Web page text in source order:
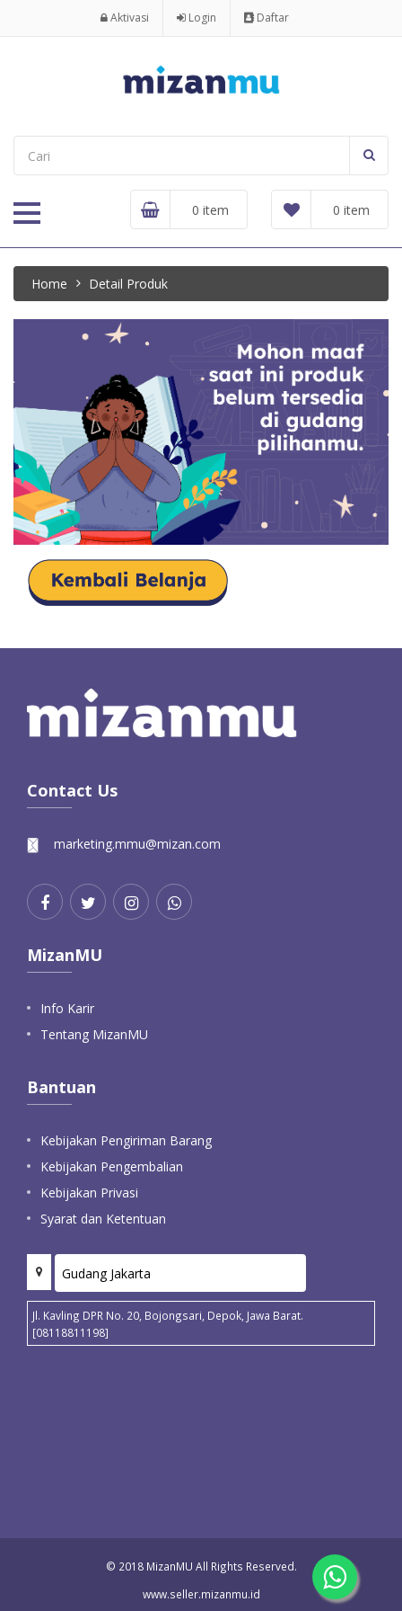
Aktivasi Login Daftar
0 item
0 item
Home Detail Produk
Contact Us
marketing.mmu@mizan.com
MizanMU
Info Karir
Tentang MizanMU
Bantuan
Kebijakan Pengiriman Barang
Kebijakan Pengembalian
Kebijakan Privasi
Syarat dan Ketentuan
Jl. Kavling DPR No. 20, Bojongsari, Depok, Jawa Barat.
[08118811198]
© 2018 MizanMU All Rights Reserved.
www.seller.mizanmu.id